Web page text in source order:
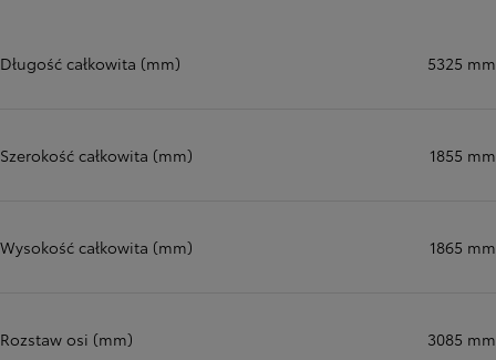
Długość całkowita (mm) 5325 mm
Szerokość całkowita (mm) 1855 mm
Wysokość całkowita (mm) 1865 mm
Rozstaw osi (mm) 3085 mm